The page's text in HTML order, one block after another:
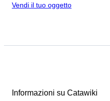
Vendi il tuo oggetto
Informazioni su Catawiki